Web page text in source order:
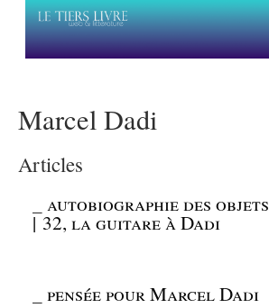
Marcel Dadi
Articles
_autobiographie des objets
| 32, la guitare à Dadi
_pensée pour Marcel Dadi